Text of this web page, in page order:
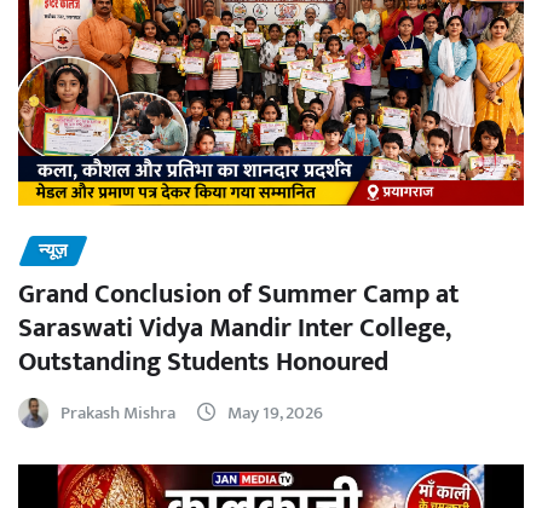
न्यूज़
Grand Conclusion of Summer Camp at
Saraswati Vidya Mandir Inter College,
Outstanding Students Honoured
Prakash Mishra May 19, 2026